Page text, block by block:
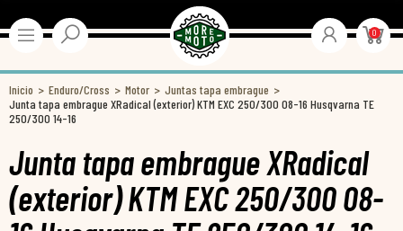
0
Inicio Enduro/Cross Motor
Juntas tapa embrague
Junta tapa embrague XRadical (exterior) KTM EXC 250/300 08-16 Husqvarna TE
250/300 14-16
Junta tapa embrague XRadical
(exterior) KTM EXC 250/300 08-